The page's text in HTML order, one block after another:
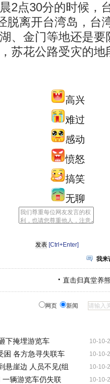
点30分的时候，
脱离开台湾岛，台
、金门等地还是要
苏花公路受灾的地
高兴
难过
感动
愤怒
搞笑
无聊
[Ctrl+Enter]
我来
直击归真堂养
网页 新闻
10-10-
下掩埋游览车
10-10-
困 各方急寻失联车
10-10-
悬崖边 人员不见(组
10-10-
一辆游览车仍失联